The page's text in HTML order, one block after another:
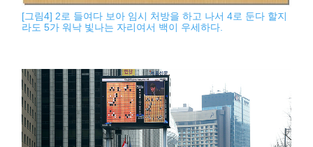
[그림4] 2로 들여다 보아 임시 처방을 하고 나서 4로 둔다 할지
라도 5가 워낙 빛나는 자리여서 백이 우세하다.